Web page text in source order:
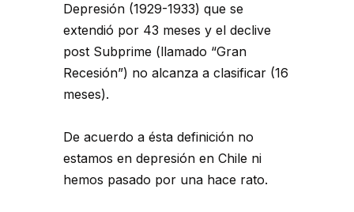
Depresión (1929-1933) que se
extendió por 43 meses y el declive
post Subprime (llamado “Gran
Recesión”) no alcanza a clasificar (16
meses).
De acuerdo a ésta definición no
estamos en depresión en Chile ni
hemos pasado por una hace rato.